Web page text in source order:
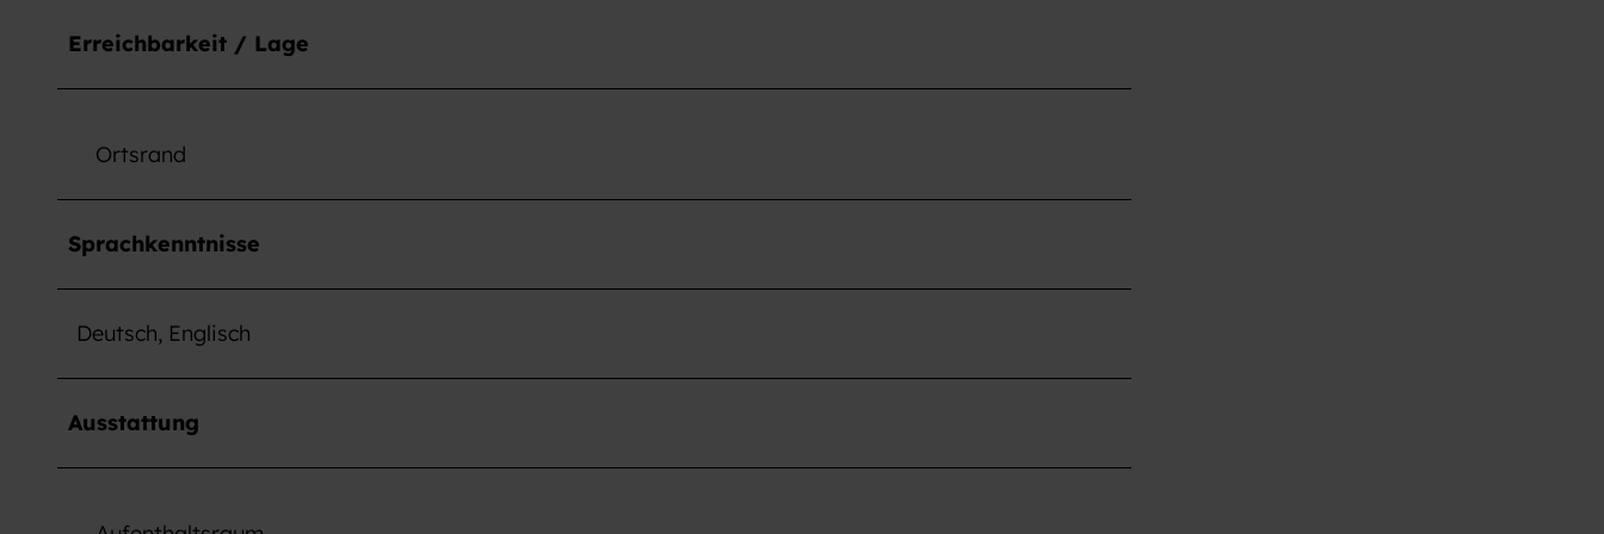
Erreichbarkeit / Lage
Ortsrand
Sprachkenntnisse
Deutsch, Englisch
Ausstattung